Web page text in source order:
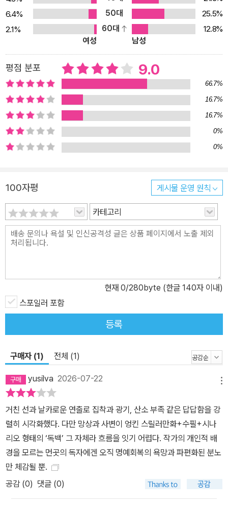
창조된다. 그리고 스테이시 외에도 지아니는 자신의 또 다른 자아, 즉
‘악마’를 창조해내는데 이는 그의 복수심과 원망을 물리적인 형태로
소셜 네트워크의 폐단 사회적 영향력을 가진 유명인이 논란이 될 만
한 행동이나 발언을 했을 때 지지를 철회하는 것을 이른바 ‘캔슬 컬처
Cancel Culture’라고 한다. 직역하면 ‘취소 문화’ 혹은 ‘제거 문화’라
는 말로, 자신과 생각이 다른 사람을 공개적으로 모욕하고 배척하는
현상을 가리킨다. 한마디로 “나락 간다”라고도 종종 표현된다. 『스테
이시』는 이런 ‘취소 문화’로 촉발된 논란을 다룬 그래픽 노블이다. 더
구나 이 작품은 저자인 지피가 한때 은퇴를 선언하였다가 2023년 복
귀하면서 발표한 신작으로, 2021년 자신과 연루된 논란에 대한 개인
더욱 의미가 깊다. 소셜 네트워크의 패악과 현대 사회의 모순된 윤리
에 질문을 던지며 때로는 극단적인 농담으로, 때로는 과장된 유머를
섞은 드로잉으로 인물의 심리적 갈등을 심도 있게 표현한 『스테이시』
는 SNS나 온라인 커뮤니티 등을 통해 팔로우를 취소하고 거부하는
방식으로 이루어지는 집단 공격 문화에 대한 트라우마를 신랄하게 폭
한 분노의 형체, “스테이시” 이야기! 지피는 『스테이시』에서 자신의
분노를 예술로 변형시킨다. 이로써 창조된 분노의 산물, 스테이시는
곧 지아니의 내면에 존재하는 공포와 적나라한 인간 본연의 모습을
대변한다. 그것은 또한 일률적인 편견에 갇혀 모순된 삶을 표방하면
현의 자유를 위한 공간이 존재함을 보여주고 있다. 오해와 그로써 실
커지면서 결국 지아니는 자신의 어두운 면에 굴복하고, 악마가 요구
하듯 “진짜 괴물이 되겠다”고 수용한다. 그리고 그 과정에서 스테이
시는 그의 황폐한 감정을 해소하고 승화시키는 출구가 된다. 그러나
독자는 작품이 끝날 때까지 스테이시의 완전한 모습을 한 번도 보지
못한다. 스테이시는 오직 지아니의 머릿속에만 존재하기 때문이다.
이 작품의 스타일은 집요하고 강박적이며, 반복되는 요소들이 특징이
다. 또한 지피의 그림은 신경질적이면서도 본질적이며, 신랄하다. 말
풍선 속의 등장인물이 말하는 대사가 아니라 저자가 직접 쓴 텍스트
로 보이는 페이지들이 자주 등장하며 그 글들은 마치 일기 같다. 이로
6.4%
50대
25.5%
2.1%
60대
12.8%
여성
남성
평점 분포 9.0
66.7%
16.7%
16.7%
0%
0%
100자평 게시물 운영 원칙
카테고리
현재 0/280byte (한글 140자 이내)
스포일러 포함
등록
구매자 (1) 전체 (1)
yusilva 2026-07-22
거친 선과 날카로운 연출로 집착과 광기, 산소 부족 같은 답답함을 강
렬히 시각화했다. 다만 망상과 사변이 엉킨 스릴러만화+수필+시나
리오 형태의 ‘독백’ 그 자체라 흐름을 잇기 어렵다. 작가의 개인적 배
경을 모르는 먼곳의 독자에겐 오직 명예회복의 욕망과 파편화된 분노
만 체감될 뿐.
공감 (0) 댓글 (0)